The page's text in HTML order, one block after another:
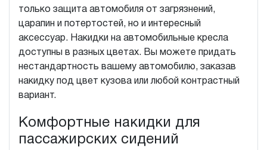
только защита автомобиля от загрязнений,
царапин и потертостей, но и интересный
аксессуар. Накидки на автомобильные кресла
доступны в разных цветах. Вы можете придать
нестандартность вашему автомобилю, заказав
накидку под цвет кузова или любой контрастный
вариант.
Комфортные накидки для
пассажирских сидений